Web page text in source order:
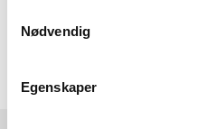
Nødvendig
Egenskaper